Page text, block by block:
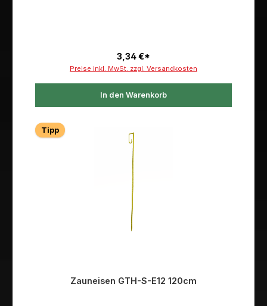
3,34 €*
Preise inkl. MwSt. zzgl. Versandkosten
In den Warenkorb
Tipp
Zauneisen GTH-S-E12 120cm